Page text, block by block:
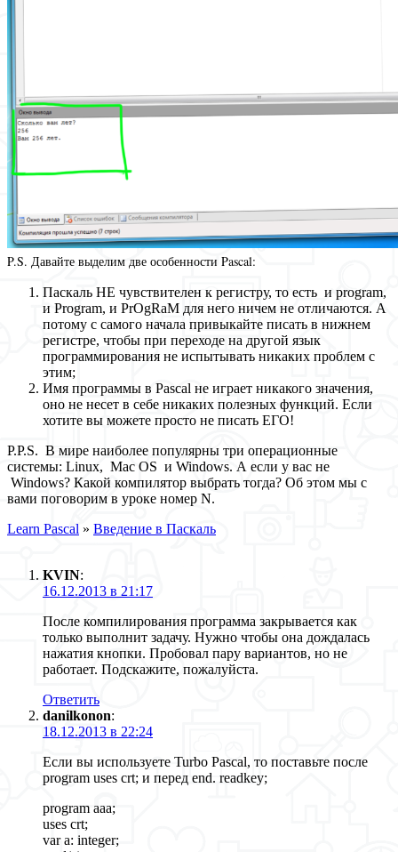
P.S. Давайте выделим две особенности Pascal:
Паскаль НЕ чувствителен к регистру, то есть и program,
и Program, и PrOgRaM для него ничем не отличаются. А
потому с самого начала привыкайте писать в нижнем
регистре, чтобы при переходе на другой язык
программирования не испытывать никаких проблем с
этим;
Имя программы в Pascal не играет никакого значения,
оно не несет в себе никаких полезных функций. Если
хотите вы можете просто не писать ЕГО!
P.P.S. В мире наиболее популярны три операционные
системы: Linux, Mac OS и Windows. А если у вас не
Windows? Какой компилятор выбрать тогда? Об этом мы с
вами поговорим в уроке номер N.
Learn Pascal » Введение в Паскаль
KVIN:
16.12.2013 в 21:17
После компилирования программа закрывается как
только выполнит задачу. Нужно чтобы она дождалась
нажатия кнопки. Пробовал пару вариантов, но не
работает. Подскажите, пожалуйста.
Ответить
danilkonon:
18.12.2013 в 22:24
Если вы используете Turbo Pascal, то поставьте после
program uses crt; и перед end. readkey;
program aaa;
uses crt;
var a: integer;